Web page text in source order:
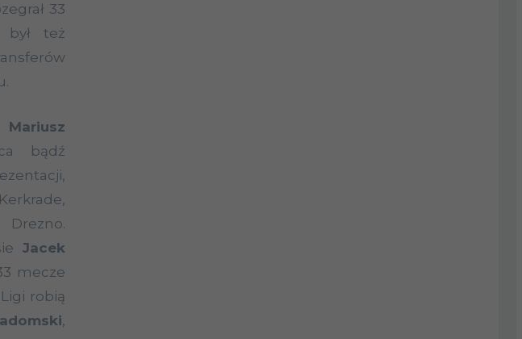
33
był też
Mariusz
bądź
Drezno.
Jacek
mecze
robią
,